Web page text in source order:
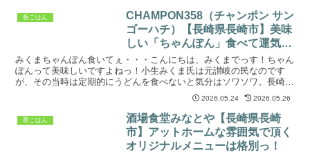
夜ごはん
CHAMPON358（チャンポン サン
ゴーハチ）【長崎県長崎市】美味
しい「ちゃんぽん」食べて運気
UPっ！
みくまちゃんぽん食いてぇ・・・こんにちは、みくまでっす！ちゃん
ぽんって美味しいですよねっ！小生みくま氏は元讃岐の民なのです
が、その当時は定期的にうどんを食べないと気分はソワソワ。長崎に
帰ってきてからは...ちゃんぽんを食いてぇ！って、時々な...
2026.05.24 2026.05.26
夜ごはん
酒場食堂みなとや【長崎県長崎
市】アットホームな雰囲気で頂く
オリジナルメニューは格別っ！